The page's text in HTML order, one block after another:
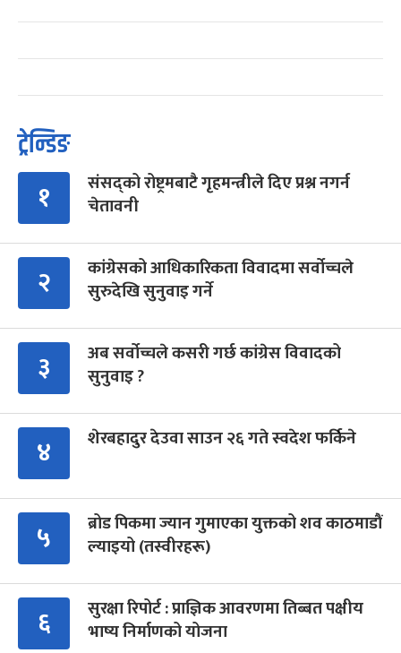
ट्रेन्डिङ
१
संसद्को रोष्ट्रमबाटै गृहमन्त्रीले दिए प्रश्न नगर्न
चेतावनी
२
कांग्रेसको आधिकारिकता विवादमा सर्वोच्चले
सुरुदेखि सुनुवाइ गर्ने
३
अब सर्वोच्चले कसरी गर्छ कांग्रेस विवादको
सुनुवाइ ?
४ शेरबहादुर देउवा साउन २६ गते स्वदेश फर्किने
५
ब्रोड पिकमा ज्यान गुमाएका युक्तको शव काठमाडौं
ल्याइयो (तस्वीरहरू)
६
सुरक्षा रिपोर्ट : प्राज्ञिक आवरणमा तिब्बत पक्षीय
भाष्य निर्माणको योजना